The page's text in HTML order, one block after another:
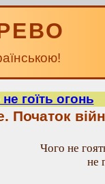
гоїть огонь
Початок
Чого не
не